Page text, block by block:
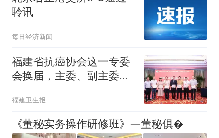
聆讯
每日经济新闻
福建省抗癌协会这一专委
会换届，主委、副主委是
福建卫生报
《董秘实务操作研修班》—董秘俱�